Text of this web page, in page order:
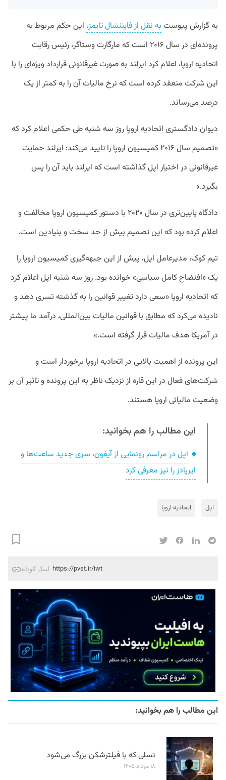
به گزارش پیوست به نقل از فایننشال تایمز، این حکم مربوط به
پرونده‌ای در سال ۲۰۱۶ است که مارگارت وستاگر، رئیس رقابت
اتحادیه اروپا، اعلام کرد ایرلند به صورت غیرقانونی قرارداد ویژه‌ای را با
این شرکت منعقد کرده است که نرخ مالیات آن را به کمتر از یک
درصد می‌رساند.
دیوان دادگستری اتحادیه اروپا روز سه شنبه طی حکمی اعلام کرد که
«تصمیم سال ۲۰۱۶ کمیسیون اروپا را تایید می‌کند: ایرلند حمایت
غیرقانونی در اختیار اپل گذاشته است که ایرلند باید آن را پس
بگیرد.»
دادگاه پایین‌تری در سال ۲۰۲۰ با دستور کمیسیون اروپا مخالفت و
اعلام کرده بود که این تصمیم بیش از حد سخت و بنیادین است.
تیم کوک، مدیرعامل اپل، پیش از این جبهه‌گیری کمیسیون اروپا را
یک «افتضاح کامل سیاسی» خوانده بود. روز سه شنبه اپل اعلام کرد
که اتحادیه اروپا «سعی دارد تغییر قوانین را به گذشته تسری دهد و
نادیده می‌کرد که مطابق با قوانین مالیات بین‌المللی، درآمد ما پیشتر
در آمریکا هدف مالیات قرار گرفته است.»
این پرونده از اهمیت بالایی در اتحادیه اروپا برخوردار است و
شرکت‌های فعال در این قاره از نزدیک ناظر به این پرونده و تاثیر آن بر
وضعیت مالیاتی اروپا هستند.
این مطالب را هم بخوانید:
اپل در مراسم رونمایی از آیفون، سری جدید ساعت‌ها و
ایرپادز را نیز معرفی کرد
اپل اتحادیه اروپا
لینک کوتاه https://pvst.ir/iwt
این مطالب را هم بخوانید:
نسلی که با فیلترشکن بزرگ می‌شود
۱۸ مرداد ۱۴۰۵